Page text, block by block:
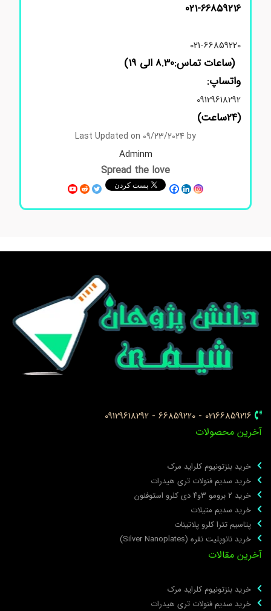
021-66859216
021-66859220
(ساعات تماس:8.30 الی 19)
واتساپ:
09129618292
Last Updated on 09/23/2024 by
Adminm
Spread the love
02166859216 - 66859220 - 09129618292
محصولات
خرید بنزتونیوم کلراید مرک
خرید سدیم فنولات تری هیدرات
خرید ۲ برومو ۳و۴ دی‌ کلرو استوفنون
خرید سدیم متیلات
پتاسیم تترا کلرو پلاتینات
خرید نانوپلیت نقره (Silver Nanoplates)
مقالات
خرید بنزتونیوم کلراید مرک
خرید سدیم فنولات تری هیدرات